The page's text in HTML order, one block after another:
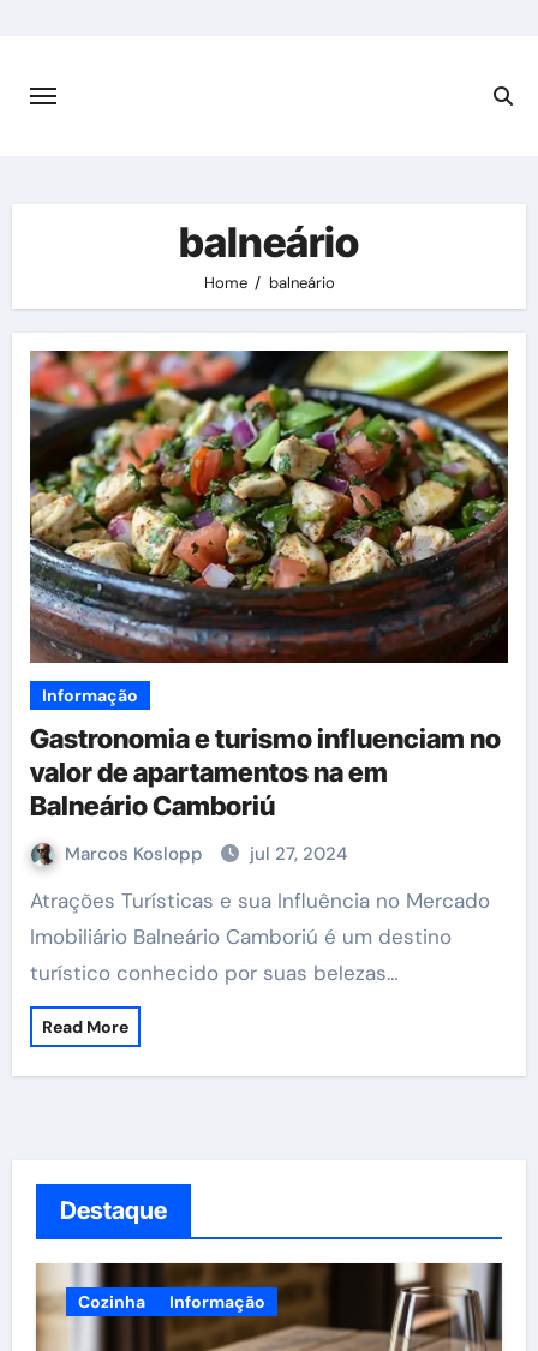
content
balneário
Home balneário
Informação
Gastronomia e turismo influenciam no
valor de apartamentos na em
Balneário Camboriú
Marcos Koslopp jul 27, 2024
Atrações Turísticas e sua Influência no Mercado
Imobiliário Balneário Camboriú é um destino
turístico conhecido por suas belezas…
Read More
Destaque
Cozinha Informação